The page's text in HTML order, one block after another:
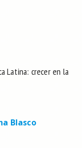
Latina: crecer en la
Blasco